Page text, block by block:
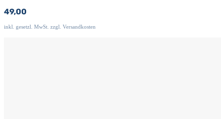
49,00
inkl. gesetzl. MwSt. zzgl. Versandkosten